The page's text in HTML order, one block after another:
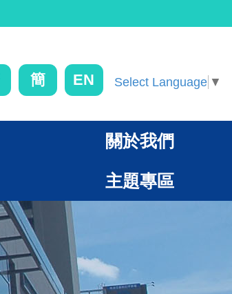
簡 EN Select Language ▼
關於我們
主題專區